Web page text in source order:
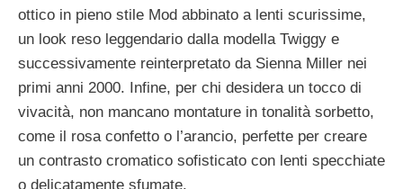
ottico in pieno stile Mod abbinato a lenti scurissime,
un look reso leggendario dalla modella Twiggy e
successivamente reinterpretato da Sienna Miller nei
primi anni 2000. Infine, per chi desidera un tocco di
vivacità, non mancano montature in tonalità sorbetto,
come il rosa confetto o l’arancio, perfette per creare
un contrasto cromatico sofisticato con lenti specchiate
o delicatamente sfumate.